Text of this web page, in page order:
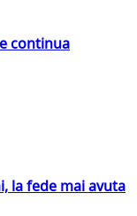
continua
la fede mai avuta